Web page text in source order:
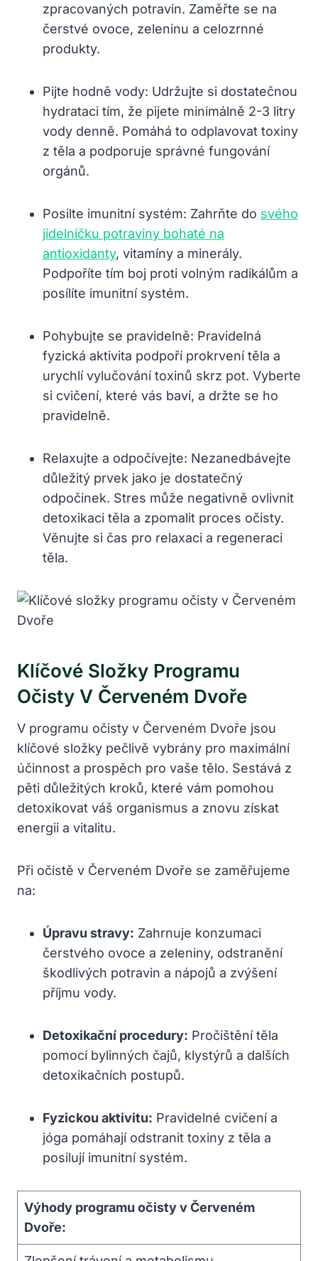
zpracovaných potravin. Zaměřte se na
čerstvé ovoce, zeleninu a celozrnné
produkty.
Pijte hodně vody: Udržujte si dostatečnou
hydrataci tím, že pijete minimálně 2-3 litry
vody denně. Pomáhá to odplavovat toxiny
z těla a podporuje správné fungování
orgánů.
Posilte imunitní systém: Zahrňte do svého
jídelníčku potraviny bohaté na
antioxidanty, vitamíny a minerály.
Podpoříte tím boj proti volným radikálům a
posílíte imunitní systém.
Pohybujte se pravidelně: Pravidelná
fyzická aktivita podpoří prokrvení těla a
urychlí vylučování toxinů skrz pot. Vyberte
si cvičení, které vás baví, a držte se ho
pravidelně.
Relaxujte a odpočívejte: Nezanedbávejte
důležitý prvek jako je dostatečný
odpočinek. Stres může negativně ovlivnit
detoxikaci těla a zpomalit proces očisty.
Věnujte si čas pro relaxaci a regeneraci
těla.
Klíčové Složky Programu
Očisty V Červeném Dvoře
V programu očisty v Červeném Dvoře jsou
klíčové složky pečlivě vybrány pro maximální
účinnost a prospěch pro vaše tělo. Sestává z
pěti důležitých kroků, které vám pomohou
detoxikovat váš organismus a znovu získat
energii a vitalitu.
Při očistě v Červeném Dvoře se zaměřujeme
na:
Úpravu stravy: Zahrnuje konzumaci
čerstvého ovoce a zeleniny, odstranění
škodlivých potravin a nápojů a zvýšení
příjmu vody.
Detoxikační procedury: Pročištění těla
pomocí bylinných čajů, klystýrů a dalších
detoxikačních postupů.
Fyzickou aktivitu: Pravidelné cvičení a
jóga pomáhají odstranit toxiny z těla a
posilují imunitní systém.
Výhody programu očisty v Červeném
Dvoře: